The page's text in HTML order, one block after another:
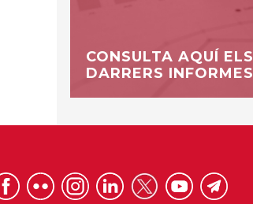
CONSULTA AQUÍ ELS
DARRERS INFORMES